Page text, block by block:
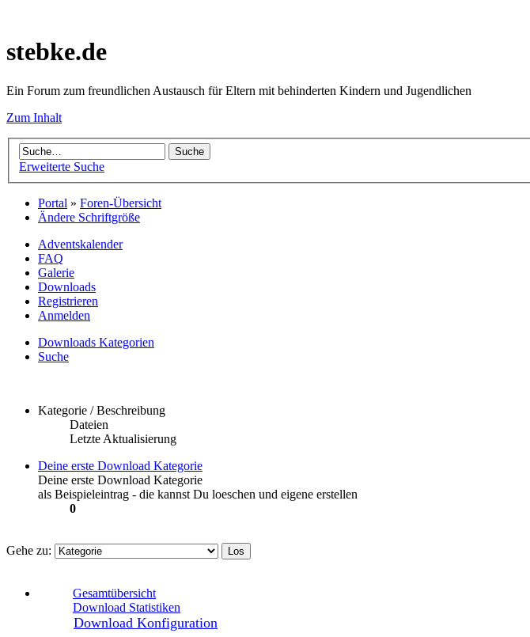
stebke.de
Ein Forum zum freundlichen Austausch für Eltern mit behinderten Kindern und Jugendlichen
Zum Inhalt
Erweiterte Suche
Portal » Foren-Übersicht
Ändere Schriftgröße
Adventskalender
FAQ
Galerie
Downloads
Registrieren
Anmelden
Downloads Kategorien
Suche
Kategorie / Beschreibung
Dateien
Letzte Aktualisierung
Deine erste Download Kategorie
Deine erste Download Kategorie
als Beispieleintrag - die kannst Du loeschen und eigene erstellen
0
Gehe zu:
Gesamtübersicht
Download Statistiken
Download Konfiguration